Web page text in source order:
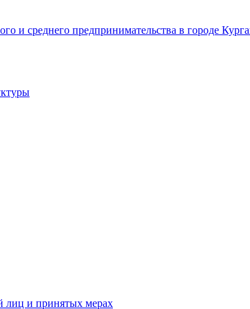
и среднего предпринимательства в городе
лиц и принятых мерах